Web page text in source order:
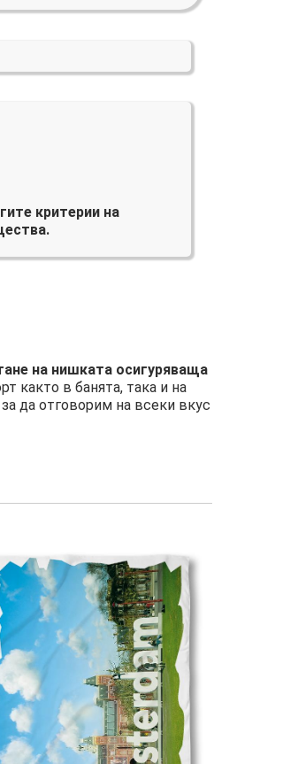
критерии на
на нишката осигуряваща
както в банята, така и на
за да отговорим на всеки вкус